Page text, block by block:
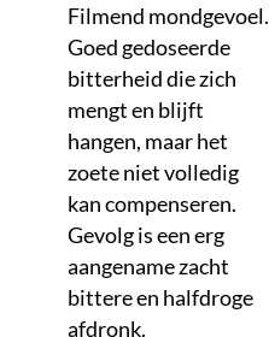
Filmend mondgevoel.
Goed gedoseerde
bitterheid die zich
mengt en blijft
hangen, maar het
zoete niet volledig
kan compenseren.
Gevolg is een erg
aangename zacht
bittere en halfdroge
afdronk.